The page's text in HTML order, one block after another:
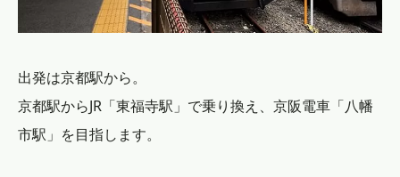
出発は京都駅から。
京都駅からJR「東福寺駅」で乗り換え、京阪電車「八幡
市駅」を目指します。